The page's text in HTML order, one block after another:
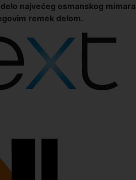
najvećeg osmanskog
remek delom.